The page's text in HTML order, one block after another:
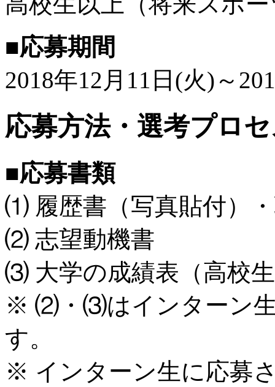
■応募期間
2018年12月11日(火)～
応募方法・選考プロ
■応募書類
⑴ 履歴書（写真貼付）
⑵ 志望動機書
⑶ 大学の成績表（高校
※ ⑵・⑶はインターン生
す。
※ インターン生に応募